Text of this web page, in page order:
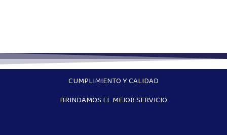
CUMPLIMIENTO Y CALIDAD
BRINDAMOS EL MEJOR SERVICIO